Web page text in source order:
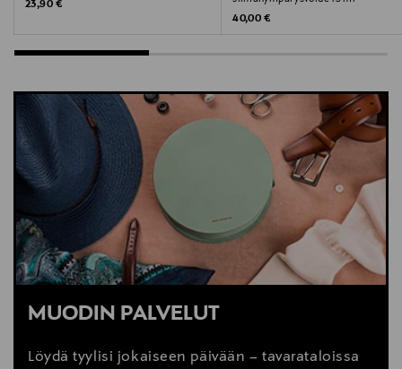
Original Price
23,90 €
Original Price
40,00 €
MUODIN PALVELUT
Löydä tyylisi jokaiseen päivään – tavarataloissa